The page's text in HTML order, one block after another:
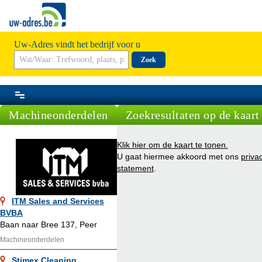
Uw-Adres vindt het bedrijf voor u
Zoek
Machineonderdelen
ITM Sales and Services
BVBA
Baan naar Bree 137, Peer
Machineonderdelen
Zoekresultaten op de kaart
Klik hier om de kaart te tonen.
U gaat hiermee akkoord met ons
statement.